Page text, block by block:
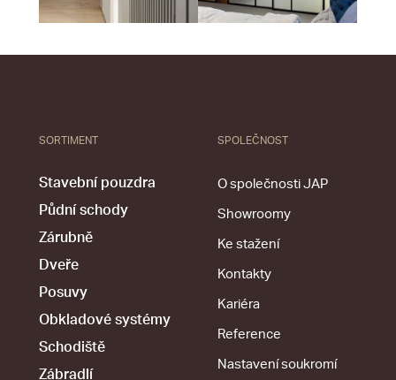
SORTIMENT
Stavební pouzdra
Půdní schody
Zárubně
Dveře
Posuvy
Obkladové systémy
Schodiště
Zábradlí
SPOLEČNOST
O společnosti JAP
Showroomy
Ke stažení
Kontakty
Kariéra
Reference
Nastavení soukromí